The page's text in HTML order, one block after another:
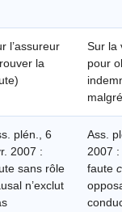
l’assureur
la
Sur la
pour
plén., 6
2007 :
sans rôle
n’exclut
Ass.
2007 :
faute